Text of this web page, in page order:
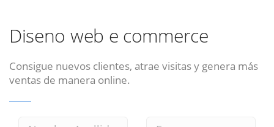
Diseno web e commerce
Consigue nuevos clientes, atrae visitas y genera más
ventas de manera online.